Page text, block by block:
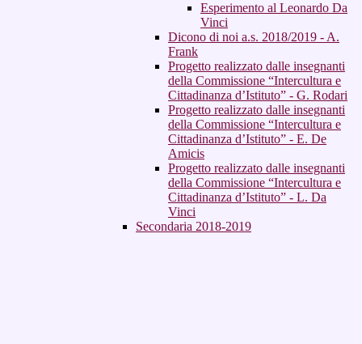
Esperimento al Leonardo Da
Vinci
Dicono di noi a.s. 2018/2019 - A.
Frank
Progetto realizzato dalle insegnanti
della Commissione “Intercultura e
Cittadinanza d’Istituto” - G. Rodari
Progetto realizzato dalle insegnanti
della Commissione “Intercultura e
Cittadinanza d’Istituto” - E. De
Amicis
Progetto realizzato dalle insegnanti
della Commissione “Intercultura e
Cittadinanza d’Istituto” - L. Da
Vinci
Secondaria 2018-2019